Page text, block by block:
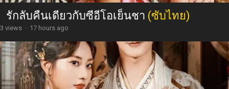
รักลับคืนเดียวกับซีอีโอเย็นชา (ซับไทย)
3 views · 17 hours ago